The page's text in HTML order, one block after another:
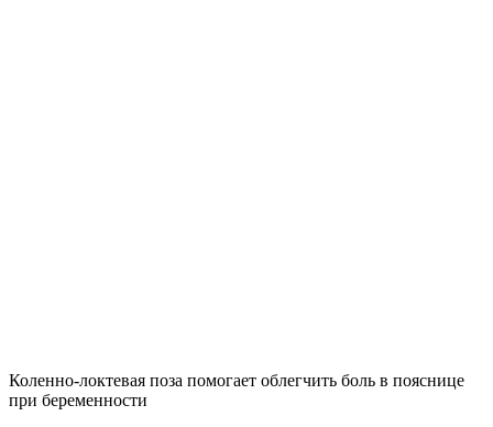
Коленно-локтевая поза помогает облегчить боль в пояснице
при беременности